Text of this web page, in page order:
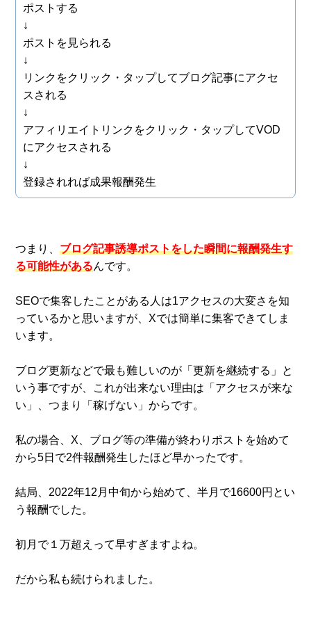
ポストする
↓
ポストを見られる
↓
リンクをクリック・タップしてブログ記事にアクセ
スされる
↓
アフィリエイトリンクをクリック・タップしてVOD
にアクセスされる
↓
登録されれば成果報酬発生
つまり、ブログ記事誘導ポストをした瞬間に報酬発生す
る可能性があるんです。
SEOで集客したことがある人は1アクセスの大変さを知
っているかと思いますが、Xでは簡単に集客できてしま
います。
ブログ更新などで最も難しいのが「更新を継続する」と
いう事ですが、これが出来ない理由は「アクセスが来な
い」、つまり「稼げない」からです。
私の場合、X、ブログ等の準備が終わりポストを始めて
から5日で2件報酬発生したほど早かったです。
結局、2022年12月中旬から始めて、半月で16600円とい
う報酬でした。
初月で１万超えって早すぎますよね。
だから私も続けられました。